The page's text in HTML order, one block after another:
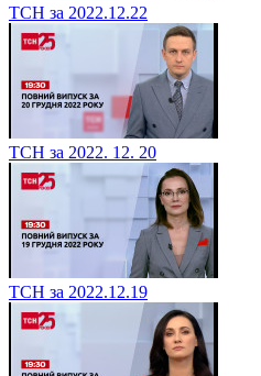
ТСН за 2022.12.22
ТСН за 2022. 12. 20
ТСН за 2022.12.19